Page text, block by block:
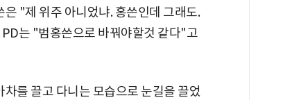
"제 위주 아니었냐. 홍쓴인데 그래도.
는 "범홍쓴으로 바꿔야할것 같다"고
를 끌고 다니는 모습으로 눈길을 끌었